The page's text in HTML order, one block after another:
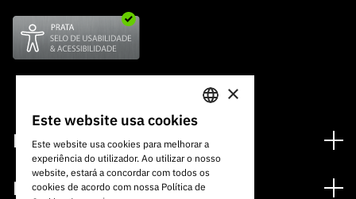
Financiamento
Programas de Financiamento
Media
PORTUGUESE
ENGLISH
×
Este website usa cookies
Este website usa cookies para melhorar a
experiência do utilizador. Ao utilizar o nosso
website, estará a concordar com todos os
cookies de acordo com nossa Política de